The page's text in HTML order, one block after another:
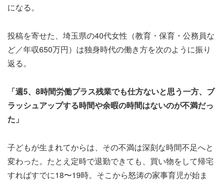
になる。
投稿を寄せた、埼玉県の40代女性（教育・保育・公務員な
ど／年収650万円）は独身時代の働き方を次のように振り
返る。
「週5、8時間労働プラス残業でも仕方ないと思う一方、ブ
ラッシュアップする時間や余暇の時間はないのが不満だっ
た」
子どもが生まれてからは、その不満は深刻な時間不足へと
変わった。たとえ定時で退勤できても、買い物をして帰宅
すればすでに18〜19時。そこから怒涛の家事育児が始ま